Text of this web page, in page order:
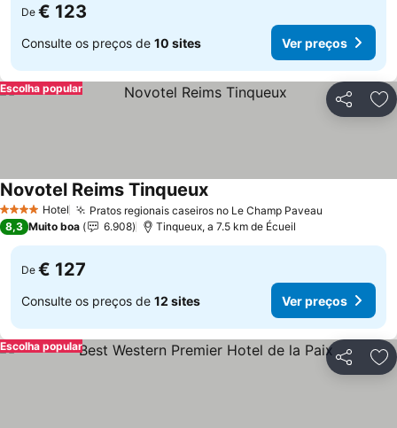
De € 123
Consulte os preços de 10 sites Ver preços
Partilhar
Escolha popular
4 EstrelasHotel Pratos regionais caseiros no Le Champ Paveau
Novotel Reims TinqueuxVer preços
8,3 Muito boa 6.908 Tinqueux, a 7.5 km de Écueil
De € 127
Consulte os preços de 12 sites Ver preços
Partilhar
Escolha popular